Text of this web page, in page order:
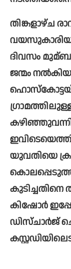
തിങ്കളാഴ്ച
ദിവസം
ജന്മം
യുവതിയെ
കിഷോര്‍
ഡിസ്ചാര്‍ജ്